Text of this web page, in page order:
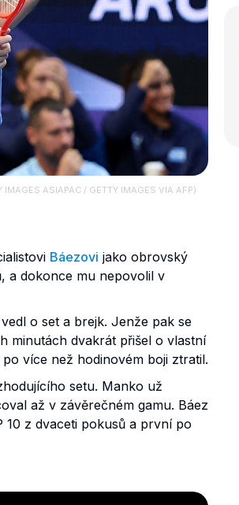
ASIAPAC / GETTY IMAGES VIA AFP)
Báezovi jako obrovský
a dokonce mu nepovolil v
o set a brejk. Jenže pak se
minutách dvakrát přišel o vlastní
více než hodinovém boji ztratil.
setu. Manko už
až v závěrečném gamu. Báez
10 z dvaceti pokusů a první po